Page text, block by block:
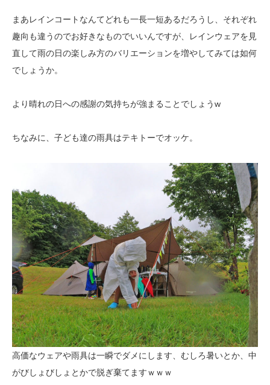
まあレインコートなんてどれも一長一短あるだろうし、それぞれ
趣向も違うのでお好きなものでいいんですが、レインウェアを見
直して雨の日の楽しみ方のバリエーションを増やしてみては如何
でしょうか。
より晴れの日への感謝の気持ちが強まることでしょうw
ちなみに、子ども達の雨具はテキトーでオッケ。
高価なウェアや雨具は一瞬でダメにします、むしろ暑いとか、中
がびしょびしょとかで脱ぎ棄てますｗｗｗ